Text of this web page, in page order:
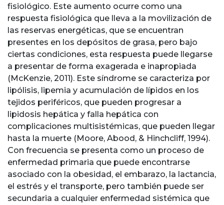
fisiológico. Este aumento ocurre como una
respuesta fisiológica que lleva a la movilización de
las reservas energéticas, que se encuentran
presentes en los depósitos de grasa, pero bajo
ciertas condiciones, esta respuesta puede llegarse
a presentar de forma exagerada e inapropiada
(McKenzie, 2011). Este síndrome se caracteriza por
lipólisis, lipemia y acumulación de lípidos en los
tejidos periféricos, que pueden progresar a
lipidosis hepática y falla hepática con
complicaciones multisistémicas, que pueden llegar
hasta la muerte (Moore, Abood, & Hinchcliff, 1994).
Con frecuencia se presenta como un proceso de
enfermedad primaria que puede encontrarse
asociado con la obesidad, el embarazo, la lactancia,
el estrés y el transporte, pero también puede ser
secundaria a cualquier enfermedad sistémica que